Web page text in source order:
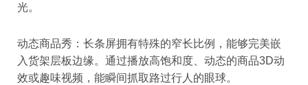
光。
动态商品秀：长条屏拥有特殊的窄长比例，能够完美嵌
入货架层板边缘。通过播放高饱和度、动态的商品3D动
效或趣味视频，能瞬间抓取路过行人的眼球。